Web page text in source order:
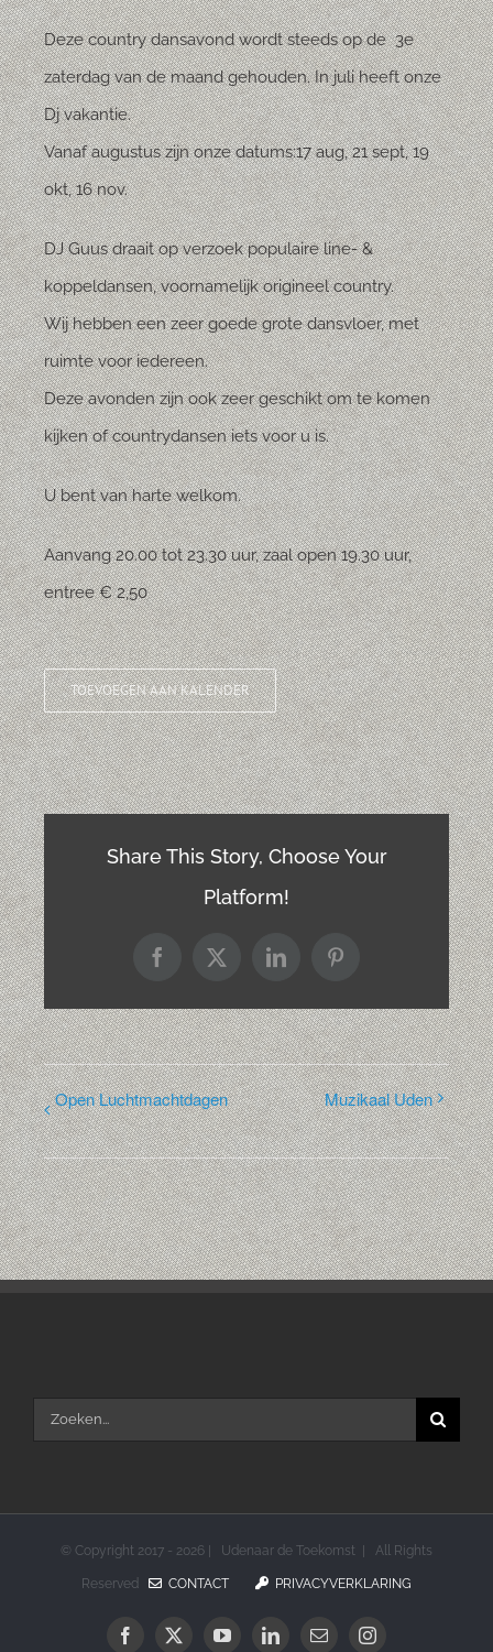
Deze country dansavond wordt steeds op de 3e
zaterdag van de maand gehouden. In juli heeft onze
Dj vakantie.
Vanaf augustus zijn onze datums:17 aug, 21 sept, 19
okt, 16 nov.
DJ Guus draait op verzoek populaire line- &
koppeldansen, voornamelijk origineel country.
Wij hebben een zeer goede grote dansvloer, met
ruimte voor iedereen.
Deze avonden zijn ook zeer geschikt om te komen
kijken of countrydansen iets voor u is.
U bent van harte welkom.
Aanvang 20.00 tot 23.30 uur, zaal open 19.30 uur,
entree € 2,50
TOEVOEGEN AAN KALENDER
Share This Story, Choose Your
Platform!
Facebook
X LinkedInPinterest
Open Luchtmachtdagen Muzikaal Uden
Zoeken
© Copyright 2017 - 2026 | Udenaar de Toekomst | All Rights
Reserved CONTACT PRIVACYVERKLARING
Facebook
X YouTubeLinkedIn
E-
Instagram